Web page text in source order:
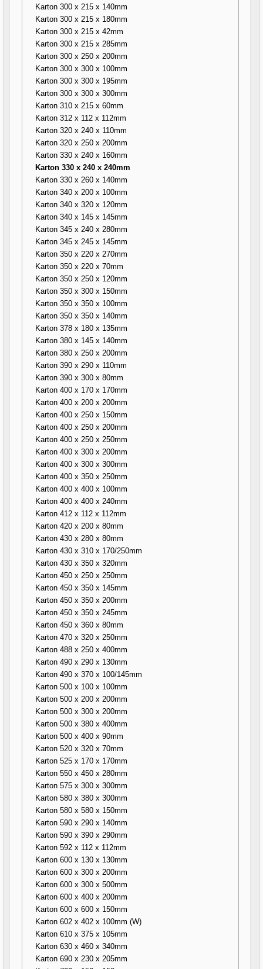
Karton 300 x 215 x 140mm
Karton 300 x 215 x 180mm
Karton 300 x 215 x 42mm
Karton 300 x 215 x 285mm
Karton 300 x 250 x 200mm
Karton 300 x 300 x 100mm
Karton 300 x 300 x 195mm
Karton 300 x 300 x 300mm
Karton 310 x 215 x 60mm
Karton 312 x 112 x 112mm
Karton 320 x 240 x 110mm
Karton 320 x 250 x 200mm
Karton 330 x 240 x 160mm
Karton 330 x 240 x 240mm
Karton 330 x 260 x 140mm
Karton 340 x 200 x 100mm
Karton 340 x 320 x 120mm
Karton 340 x 145 x 145mm
Karton 345 x 240 x 280mm
Karton 345 x 245 x 145mm
Karton 350 x 220 x 270mm
Karton 350 x 220 x 70mm
Karton 350 x 250 x 120mm
Karton 350 x 300 x 150mm
Karton 350 x 350 x 100mm
Karton 350 x 350 x 140mm
Karton 378 x 180 x 135mm
Karton 380 x 145 x 140mm
Karton 380 x 250 x 200mm
Karton 390 x 290 x 110mm
Karton 390 x 300 x 80mm
Karton 400 x 170 x 170mm
Karton 400 x 200 x 200mm
Karton 400 x 250 x 150mm
Karton 400 x 250 x 200mm
Karton 400 x 250 x 250mm
Karton 400 x 300 x 200mm
Karton 400 x 300 x 300mm
Karton 400 x 350 x 250mm
Karton 400 x 400 x 100mm
Karton 400 x 400 x 240mm
Karton 412 x 112 x 112mm
Karton 420 x 200 x 80mm
Karton 430 x 280 x 80mm
Karton 430 x 310 x 170/250mm
Karton 430 x 350 x 320mm
Karton 450 x 250 x 250mm
Karton 450 x 350 x 145mm
Karton 450 x 350 x 200mm
Karton 450 x 350 x 245mm
Karton 450 x 360 x 80mm
Karton 470 x 320 x 250mm
Karton 488 x 250 x 400mm
Karton 490 x 290 x 130mm
Karton 490 x 370 x 100/145mm
Karton 500 x 100 x 100mm
Karton 500 x 200 x 200mm
Karton 500 x 300 x 200mm
Karton 500 x 380 x 400mm
Karton 500 x 400 x 90mm
Karton 520 x 320 x 70mm
Karton 525 x 170 x 170mm
Karton 550 x 450 x 280mm
Karton 575 x 300 x 300mm
Karton 580 x 380 x 300mm
Karton 580 x 580 x 150mm
Karton 590 x 290 x 140mm
Karton 590 x 390 x 290mm
Karton 592 x 112 x 112mm
Karton 600 x 130 x 130mm
Karton 600 x 300 x 200mm
Karton 600 x 300 x 500mm
Karton 600 x 400 x 200mm
Karton 600 x 600 x 150mm
Karton 602 x 402 x 100mm (W)
Karton 610 x 375 x 105mm
Karton 630 x 460 x 340mm
Karton 690 x 230 x 205mm